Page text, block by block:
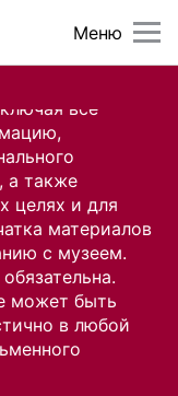
все
а также
целях и для
материалов
с музеем.
может быть
в любой
Меню